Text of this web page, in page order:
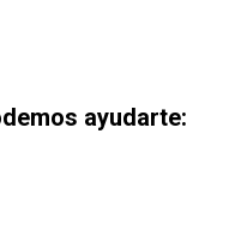
ayudarte: